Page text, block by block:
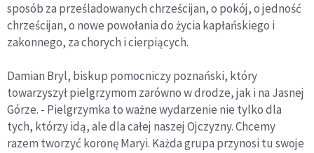
sposób za prześladowanych chrześcijan, o pokój, o jedność
chrześcijan, o nowe powołania do życia kapłańskiego i
zakonnego, za chorych i cierpiących.
Damian Bryl, biskup pomocniczy poznański, który
towarzyszył pielgrzymom zarówno w drodze, jak i na Jasnej
Górze. - Pielgrzymka to ważne wydarzenie nie tylko dla
tych, którzy idą, ale dla całej naszej Ojczyzny. Chcemy
razem tworzyć koronę Maryi. Każda grupa przynosi tu swoje